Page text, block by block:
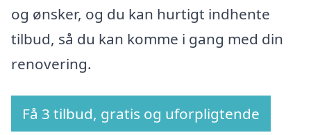
og ønsker, og du kan hurtigt indhente
tilbud, så du kan komme i gang med din
renovering.
Få 3 tilbud, gratis og uforpligtende